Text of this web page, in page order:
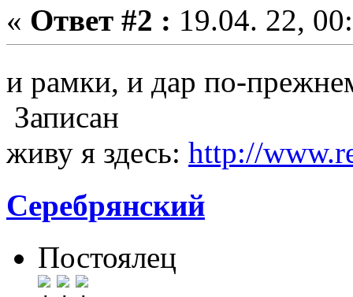
« Ответ #2 : 19.04. 22,
и рамки, и дар по-
Записан
живу я здесь: http://
Серебрянский
Постоялец